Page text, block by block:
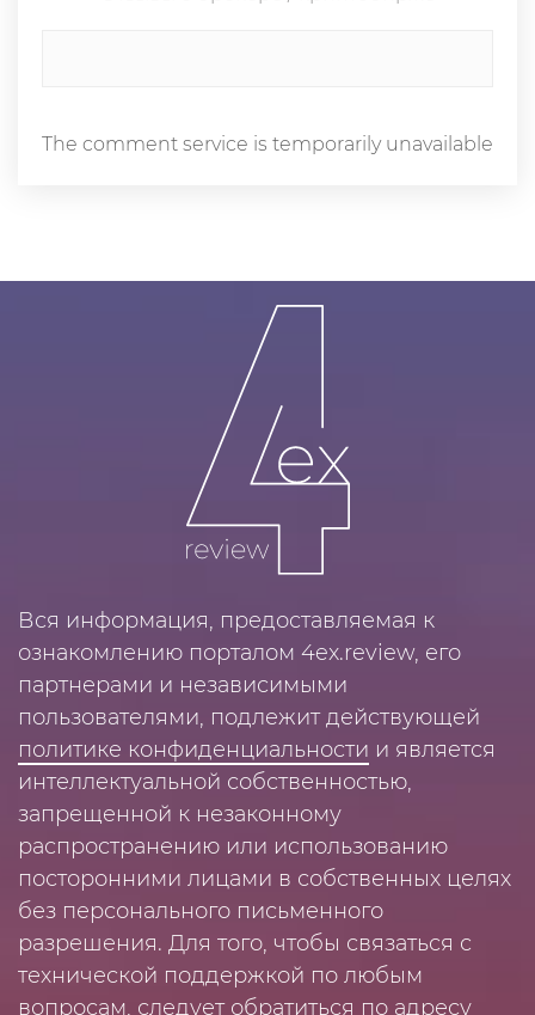
The comment service is temporarily unavailable
Вся информация, предоставляемая к
ознакомлению порталом 4ex.review, его
партнерами и независимыми
пользователями, подлежит действующей
политике конфиденциальности и является
интеллектуальной собственностью,
запрещенной к незаконному
распространению или использованию
посторонними лицами в собственных целях
без персонального письменного
разрешения. Для того, чтобы связаться с
технической поддержкой по любым
вопросам, следует обратиться по адресу